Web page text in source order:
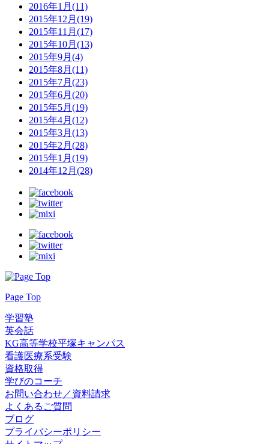
2016年1月(11)
2015年12月(19)
2015年11月(17)
2015年10月(13)
2015年9月(4)
2015年8月(11)
2015年7月(23)
2015年6月(20)
2015年5月(19)
2015年4月(12)
2015年3月(13)
2015年2月(28)
2015年1月(19)
2014年12月(28)
Page Top
学習塾
英会話
KG高等学校平塚キャンパス
看護医療系受験
資格取得
学びのコーチ
お問い合わせ／資料請求
よくあるご質問
ブログ
プライバシーポリシー